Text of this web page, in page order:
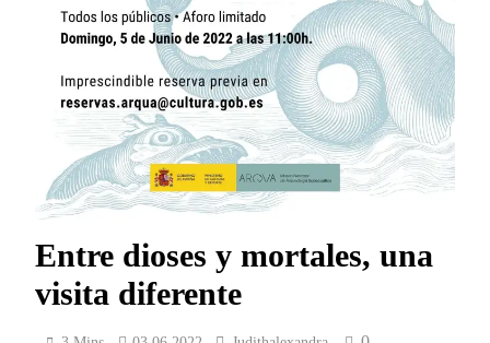
Entre dioses y mortales, una
visita diferente